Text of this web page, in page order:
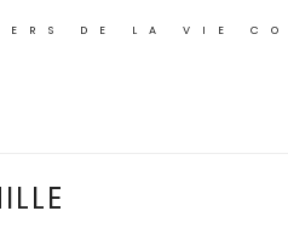
DE LA VIE